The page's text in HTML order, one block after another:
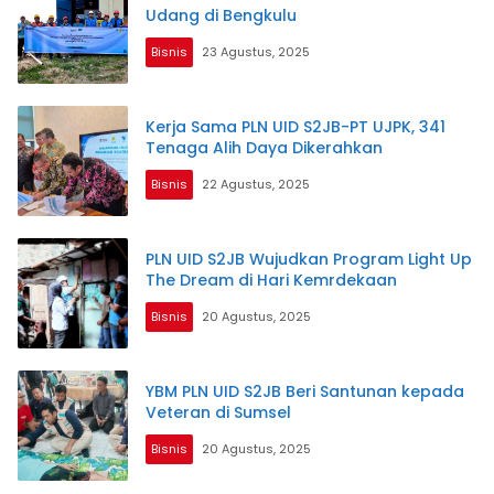
Udang di Bengkulu
Bisnis 23 Agustus, 2025
Kerja Sama PLN UID S2JB-PT UJPK, 341
Tenaga Alih Daya Dikerahkan
Bisnis 22 Agustus, 2025
PLN UID S2JB Wujudkan Program Light Up
The Dream di Hari Kemrdekaan
Bisnis 20 Agustus, 2025
YBM PLN UID S2JB Beri Santunan kepada
Veteran di Sumsel
Bisnis 20 Agustus, 2025